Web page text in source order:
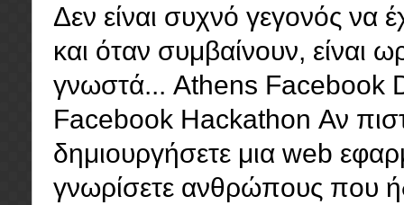
Δεν είναι συχνό γεγονός να
και όταν συμβαίνουν, είναι
γνωστά... Athens Facebook
Facebook Hackathon Αν
δημιουργήσετε μια web
γνωρίσετε ανθρώπους που